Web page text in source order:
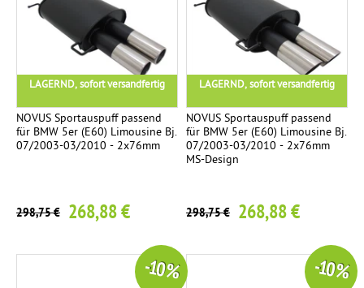
LAGERND, sofort versandfertig
NOVUS Sportauspuff passend
für BMW 5er (E60) Limousine Bj.
07/2003-03/2010 - 2x76mm
298,75 € 268,88 €
LAGERND, sofort versandfertig
NOVUS Sportauspuff passend
für BMW 5er (E60) Limousine Bj.
07/2003-03/2010 - 2x76mm
MS-Design
298,75 € 268,88 €
-10 % -10 %